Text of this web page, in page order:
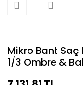
Mikro Bant
1/3 Ombre &